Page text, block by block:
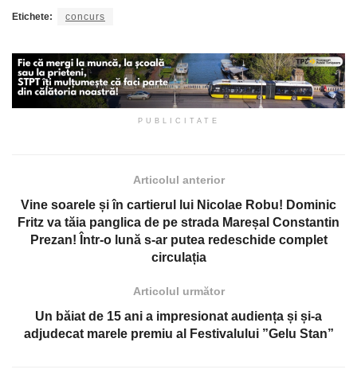
Etichete: concurs
PUBLICITATE
Articolul anterior
Vine soarele și în cartierul lui Nicolae Robu! Dominic
Fritz va tăia panglica de pe strada Mareșal Constantin
Prezan! Într-o lună s-ar putea redeschide complet
circulația
Articolul următor
Un băiat de 15 ani a impresionat audiența și și-a
adjudecat marele premiu al Festivalului ”Gelu Stan”